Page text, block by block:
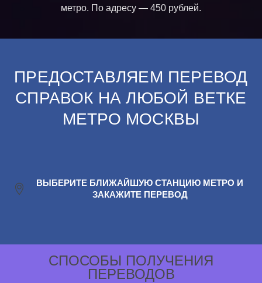
метро. По адресу — 450 рублей.
ПРЕДОСТАВЛЯЕМ ПЕРЕВОД
СПРАВОК НА ЛЮБОЙ ВЕТКЕ
МЕТРО МОСКВЫ
ВЫБЕРИТЕ БЛИЖАЙШУЮ СТАНЦИЮ МЕТРО И
ЗАКАЖИТЕ ПЕРЕВОД
СПОСОБЫ ПОЛУЧЕНИЯ
ПЕРЕВОДОВ